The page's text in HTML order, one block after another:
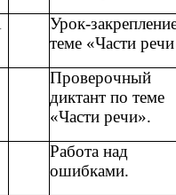
Урок-
теме «Части
Проверочный
диктант по теме
«Части речи».
Работа над
ошибками.